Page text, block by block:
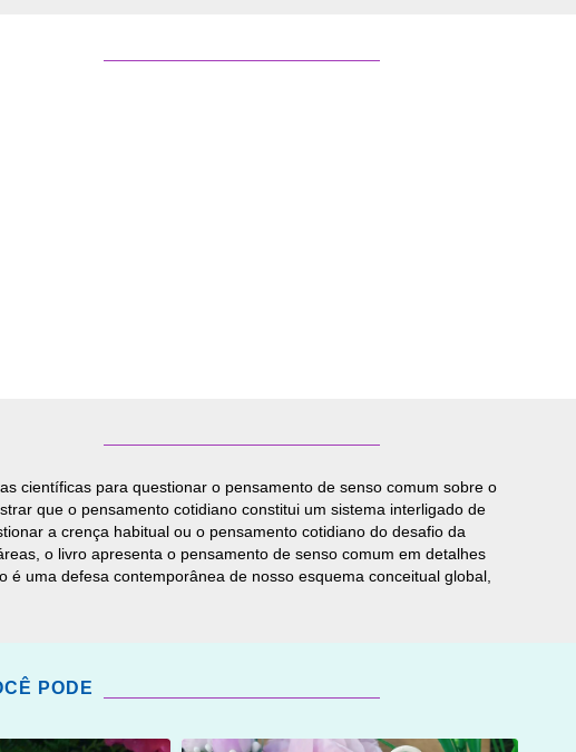
científicas para questionar o pensamento de senso comum sobre o
que o pensamento cotidiano constitui um sistema interligado de
a crença habitual ou o pensamento cotidiano do desafio da
o livro apresenta o pensamento de senso comum em detalhes
uma defesa contemporânea de nosso esquema conceitual global,
PODE